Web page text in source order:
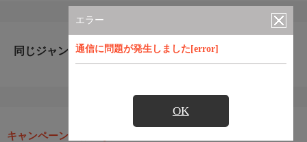
エラー
通信に問題が発生しました[error]
OK
同じジャンルのおすすめ番組
キャンペーン・お得な情報